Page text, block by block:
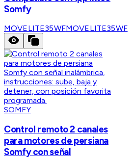
Somfy
MOVELITE35WFMOVELITE35WF
SOMFY
Control remoto 2 canales
para motores de persiana
Somfy con señal